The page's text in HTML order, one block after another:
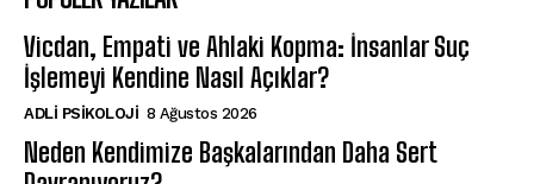
Vicdan, Empati ve Ahlaki Kopma: İnsanlar Suç
İşlemeyi Kendine Nasıl Açıklar?
ADLI PSIKOLOJI 8 Ağustos 2026
Neden Kendimize Başkalarından Daha Sert